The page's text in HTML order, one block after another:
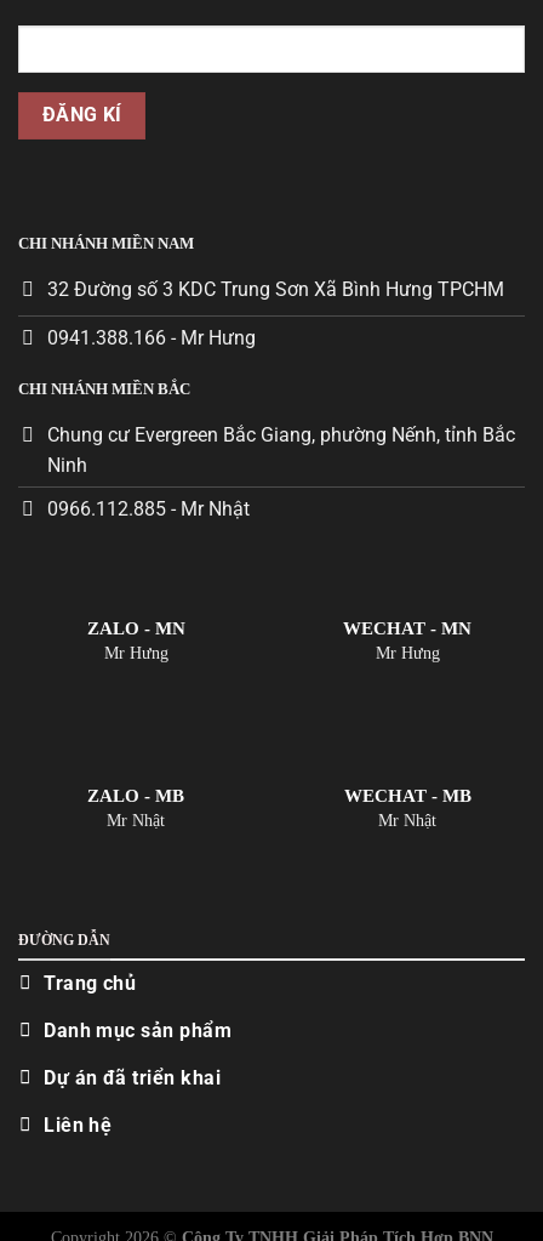
CHI NHÁNH MIỀN NAM
32 Đường số 3 KDC Trung Sơn Xã Bình Hưng TPCHM
0941.388.166 - Mr Hưng
CHI NHÁNH MIỀN BẮC
Chung cư Evergreen Bắc Giang, phường Nếnh, tỉnh Bắc
Ninh
0966.112.885 - Mr Nhật
ZALO - MN
Mr Hưng
WECHAT - MN
Mr Hưng
ZALO - MB
Mr Nhật
WECHAT - MB
Mr Nhật
ĐƯỜNG DẪN
Trang chủ
Danh mục sản phẩm
Dự án đã triển khai
Liên hệ
Copyright 2026 © Công Ty TNHH Giải Pháp Tích Hợp BNN